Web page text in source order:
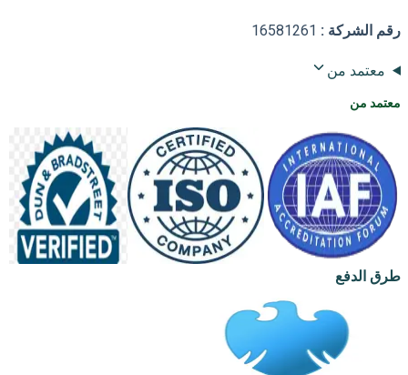
رقم الشركة :
16581261
معتمد من
معتمد من
طرق الدفع